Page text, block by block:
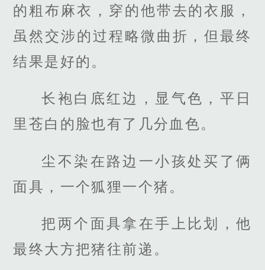
的粗布麻衣，穿的他带去的衣服，
虽然交涉的过程略微曲折，但最终
结果是好的。
长袍白底红边，显气色，平日
里苍白的脸也有了几分血色。
尘不染在路边一小孩处买了俩
面具，一个狐狸一个猪。
把两个面具拿在手上比划，他
最终大方把猪往前递。